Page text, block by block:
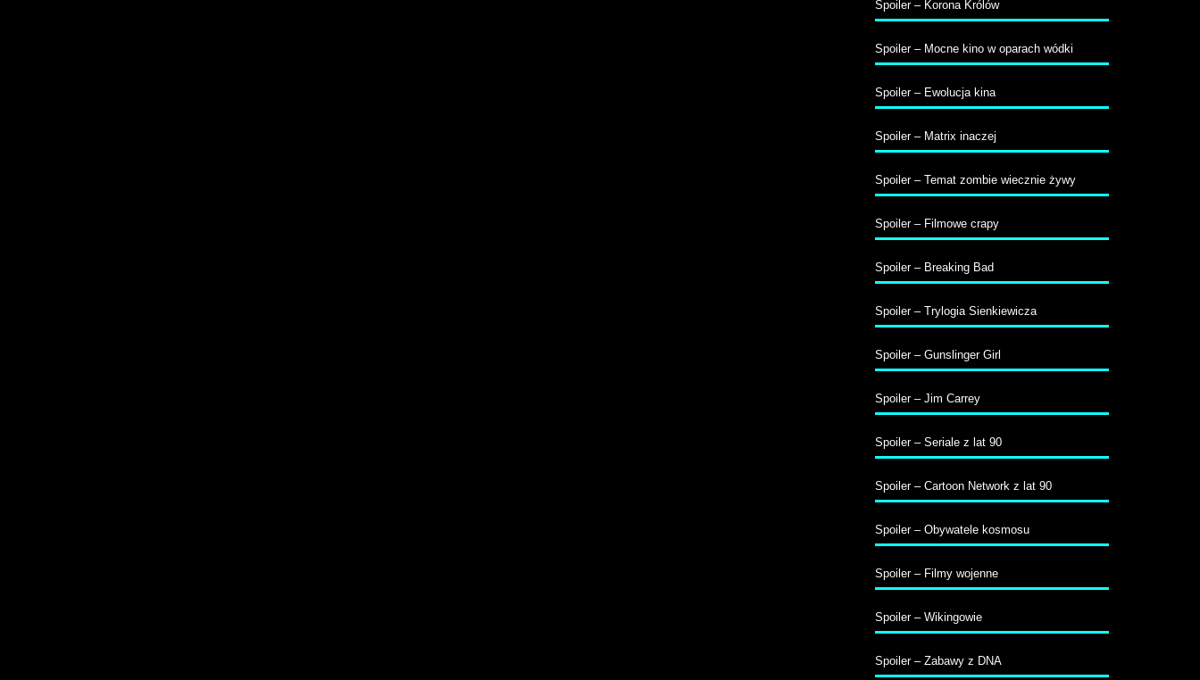
Spoiler – Korona Królów
Spoiler – Mocne kino w oparach wódki
Spoiler – Ewolucja kina
Spoiler – Matrix inaczej
Spoiler – Temat zombie wiecznie żywy
Spoiler – Filmowe crapy
Spoiler – Breaking Bad
Spoiler – Trylogia Sienkiewicza
Spoiler – Gunslinger Girl
Spoiler – Jim Carrey
Spoiler – Seriale z lat 90
Spoiler – Cartoon Network z lat 90
Spoiler – Obywatele kosmosu
Spoiler – Filmy wojenne
Spoiler – Wikingowie
Spoiler – Zabawy z DNA